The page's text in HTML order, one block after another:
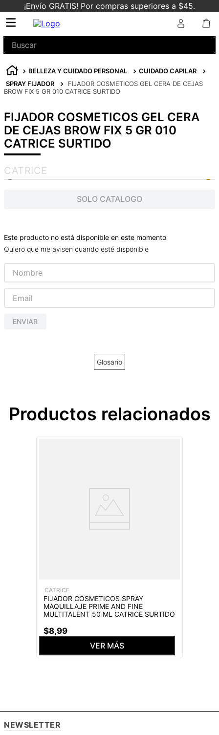
¡Envío GRATIS! Por compras superiores a $45.
Buscar
BELLEZA Y CUIDADO PERSONAL
CUIDADO CAPILAR
SPRAY FIJADOR
FIJADOR COSMETICOS GEL CERA DE CEJAS
BROW FIX 5 GR 010 CATRICE SURTIDO
FIJADOR COSMETICOS GEL CERA
DE CEJAS BROW FIX 5 GR 010
CATRICE SURTIDO
CATRICE
SOLO CATALOGO
Este producto no está disponible en este momento
Quiero que me avisen cuando esté disponible
ENVIAR
Glosario
Productos relacionados
CATRICE
FIJADOR COSMETICOS SPRAY
MAQUILLAJE PRIME AND FINE
MULTITALENT 50 ML CATRICE SURTIDO
$8,99
VER MÁS
NEWSLETTER